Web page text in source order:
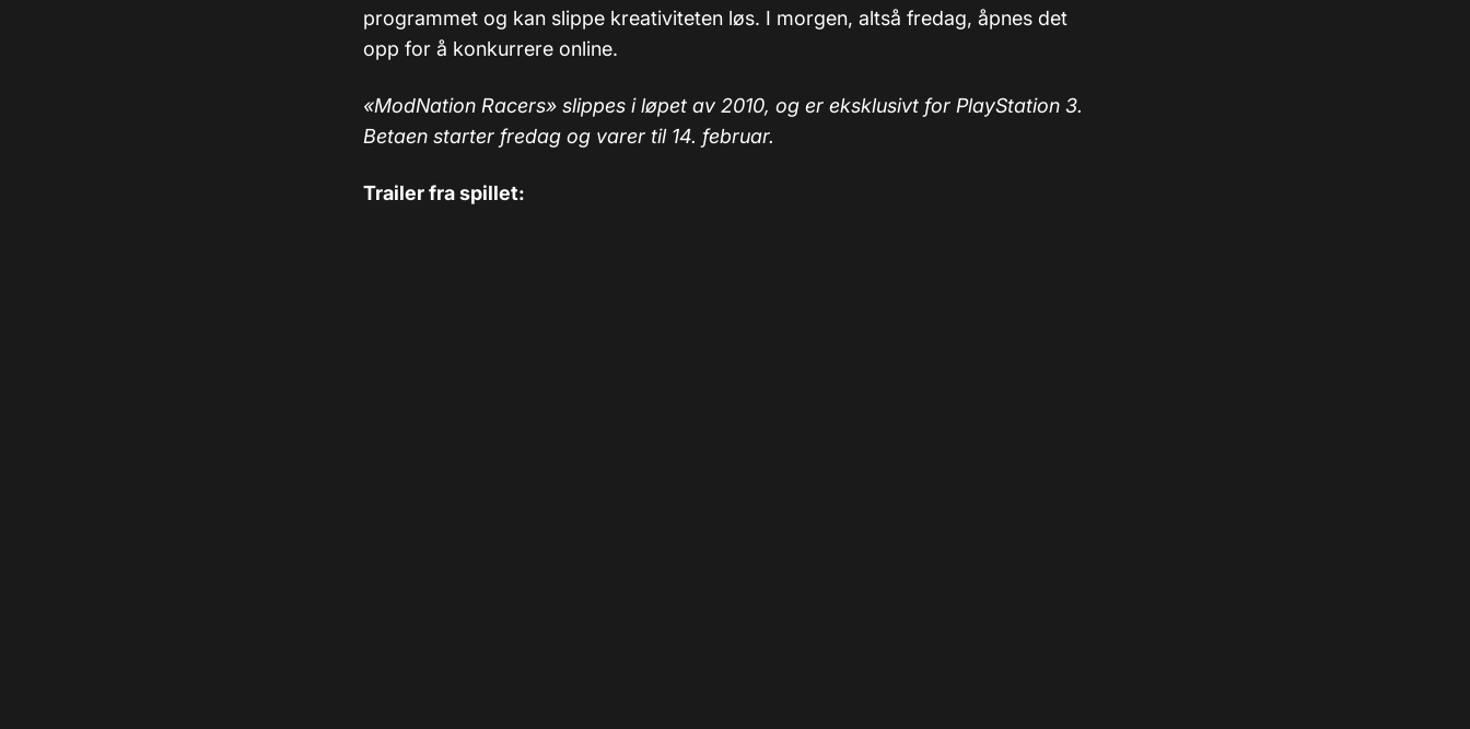
programmet og kan slippe kreativiteten løs. I morgen, altså fredag, åpnes det
opp for å konkurrere online.
«ModNation Racers» slippes i løpet av 2010, og er eksklusivt for PlayStation 3.
Betaen starter fredag og varer til 14. februar.
Trailer fra spillet: